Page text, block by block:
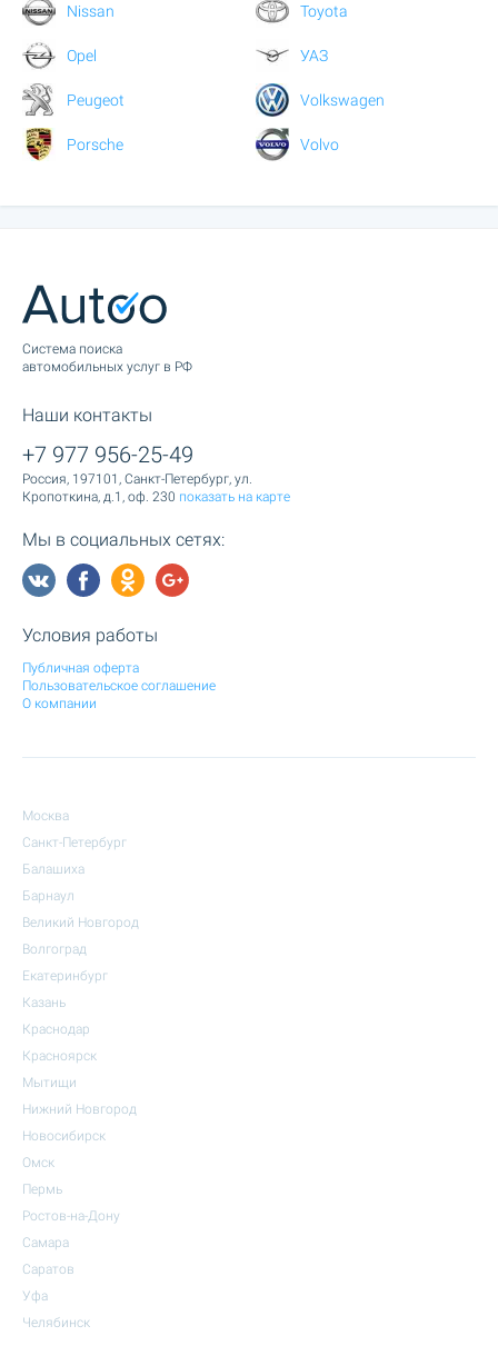
Nissan
Opel
Peugeot
Porsche
Toyota
УАЗ
Volkswagen
Volvo
Cистема поиска
автомобильных услуг в РФ
Наши контакты
+7 977 956-25-49
Россия, 197101, Санкт-Петербург, ул.
Кропоткина, д.1, оф. 230 показать на карте
Мы в социальных сетях:
Условия работы
Публичная оферта
Пользовательское соглашение
О компании
Москва
Санкт-Петербург
Балашиха
Барнаул
Великий Новгород
Волгоград
Екатеринбург
Казань
Краснодар
Красноярск
Мытищи
Нижний Новгород
Новосибирск
Омск
Пермь
Ростов-на-Дону
Самара
Саратов
Уфа
Челябинск